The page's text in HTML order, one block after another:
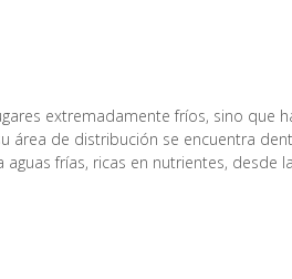
extremadamente fríos, sino que
área de distribución se encuentra
frías, ricas en nutrientes, desde